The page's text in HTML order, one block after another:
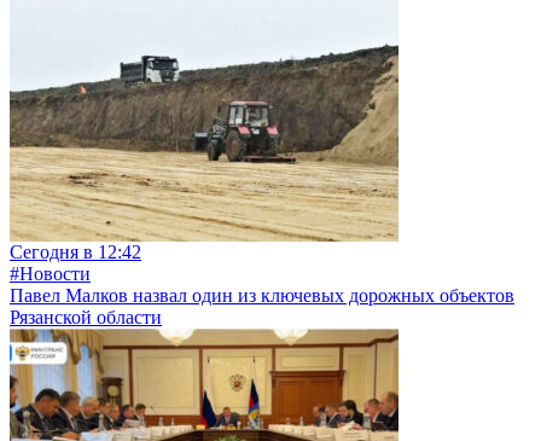
Сегодня в 12:42
#Новости
Павел Малков назвал один из ключевых дорожных объектов
Рязанской области